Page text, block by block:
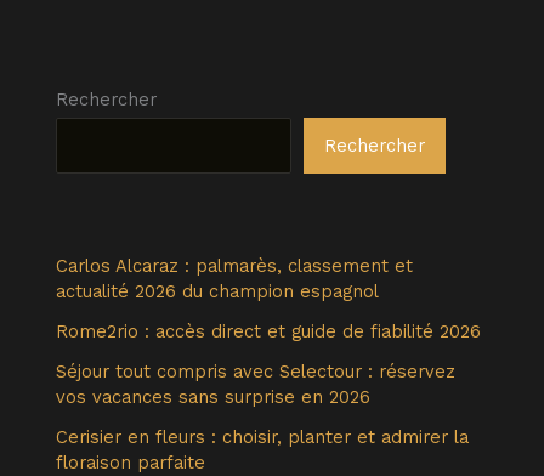
Rechercher
Rechercher
Carlos Alcaraz : palmarès, classement et
actualité 2026 du champion espagnol
Rome2rio : accès direct et guide de fiabilité 2026
Séjour tout compris avec Selectour : réservez
vos vacances sans surprise en 2026
Cerisier en fleurs : choisir, planter et admirer la
floraison parfaite